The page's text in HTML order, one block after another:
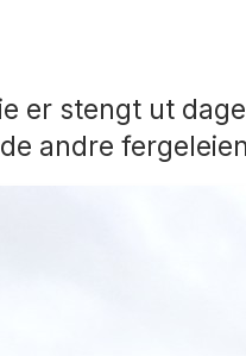
er stengt ut
andre